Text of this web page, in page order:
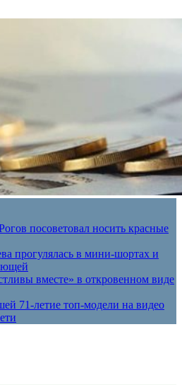
посоветовал носить красные
прогулялась в мини-шортах и
вместе» в откровенном виде
71-летие топ-модели на видео